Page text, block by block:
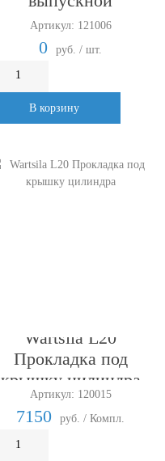
Артикул: 121006
0 руб. / шт.
В корзину
Wartsila L20
Прокладка под
крышку цилиндра
Артикул: 120015
7150 руб. / Компл.